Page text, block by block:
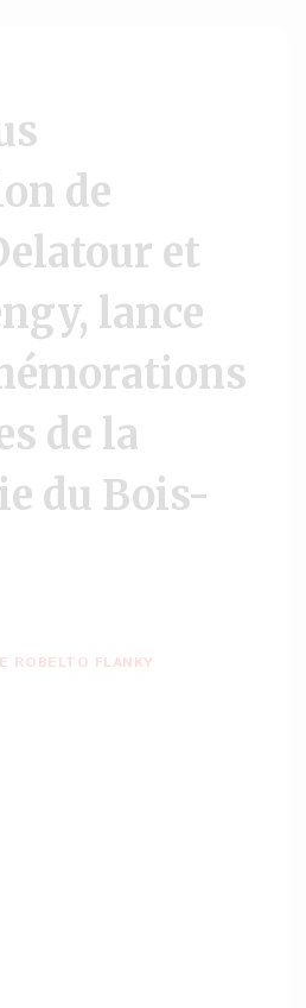
de
et
lance
de la
du Bois-
ROBELTO FLANKY